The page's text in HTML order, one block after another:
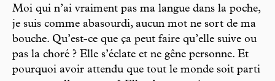
Moi qui n’ai vraiment pas ma langue dans la poche,
je suis comme abasourdi, aucun mot ne sort de ma
bouche. Qu’est-ce que ça peut faire qu’elle suive ou
pas la choré ? Elle s’éclate et ne gêne personne. Et
pourquoi avoir attendu que tout le monde soit parti